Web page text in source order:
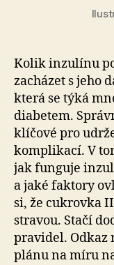
Kolik inzulínu
zacházet s jeho
která se týká
diabetem.
klíčové pro
komplikací. V
jak funguje
a jaké faktory
si, že cukrovka
stravou. Stačí
pravidel. Odkaz
plánu na míru